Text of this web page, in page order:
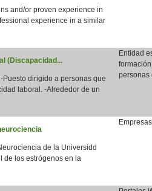
and/or proven experience in
experience in a similar
(Discapacidad...
dirigido a personas que
laboral. -Alrededor de un
Entidad
personas
de la Universidd
de los estrógenos en la
Empresas